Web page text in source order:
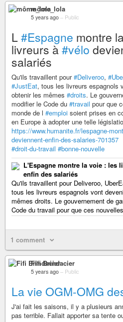
môme_lola
5 years ago – Public
L#Espagne montre
livreurs à#vélo
salariés
Qu'ils travaillent pour#Deliveroo,
#JustEat, tous les livreurs espagnols
obtenir les mêmes #droits. Le
modifier le Code du #travail pour que
monde de l #emploi soient prises en
en Europe à adopter une telle
https://www.humanite.fr/lespagne-
deviennent-enfin-des-salaries-701357
#droit-du-travail #bonne-nouvelle
L'Espagne montre la voie : les
enfin des salariés
Qu'ils travaillent pour Deliveroo,
tous les livreurs espagnols vont
mêmes droits. Le gouvernement de
Code du travail pour que ces
1 comment
Fifi Brindacier
5 years ago – Public
La vie OGM-OMG
J'ai fait les saisons, il y a plusieurs
pas terrible. Fallait apporter sa tente